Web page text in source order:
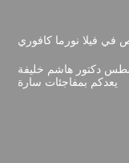
في فيلا نورما كافوري
بيوم مولده 13 أغسطس دكتور هاشم خليفة
يعدكم بمفاجئات سارة